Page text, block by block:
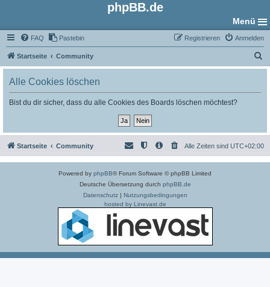
phpBB.de
Menü
FAQ Pastebin Anmelden
Registrieren
Startseite Community
u
Alle Cookies löschen
Bist du dir sicher, dass du alle Cookies des Boards löschen möchtest?
Startseite Community Alle Zeiten sind UTC+02:00
Powered by phpBB® Forum Software © phpBB Limited
Deutsche Übersetzung durch phpBB.de
Datenschutz| Nutzungsbedingungen
hosted by Linevast.de